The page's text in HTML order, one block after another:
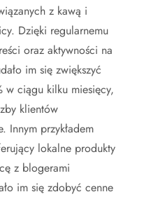
z kawą i
Dzięki regularnemu
oraz aktywności na
im się zwiększyć
ciągu kilku miesięcy,
klientów
Innym przykładem
lokalne produkty
z blogerami
im się zdobyć cenne